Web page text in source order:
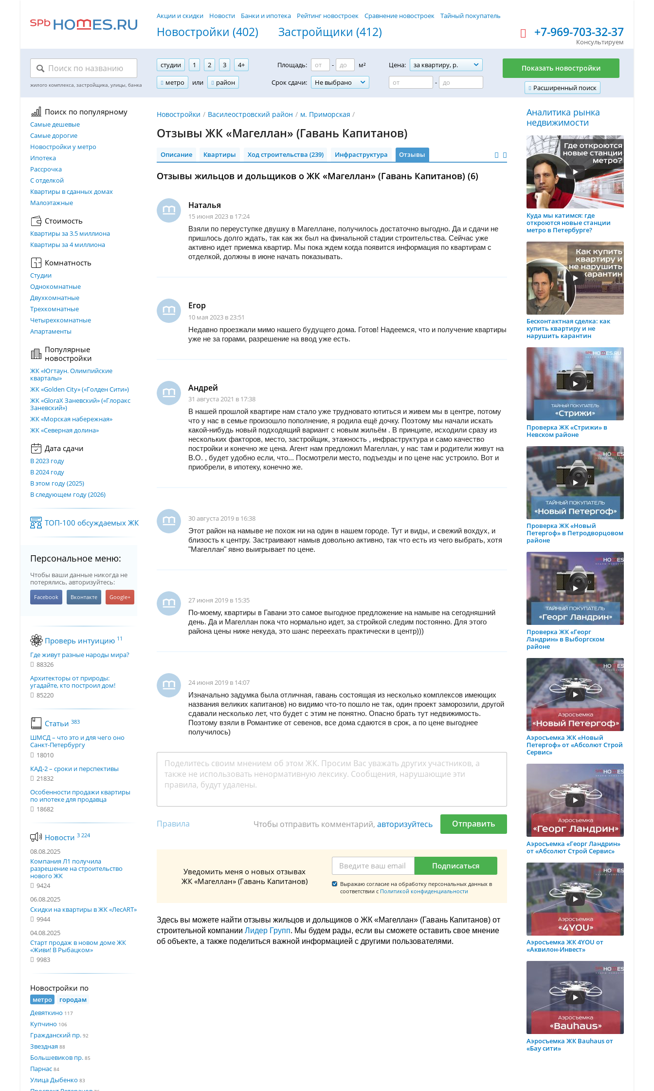
Акции и скидки Новости Банки и ипотека Рейтинг новостроек Сравнение новостроек Тайный покупатель
Новостройки (402) Застройщики (412) +7-969-703-32-37
Консультируем
студии 1 2 3
4+
метро
или район
Площадь: -
м²
Срок сдачи:
Не выбрано
Цена:
за квартиру, р.
-
Расширенный поиск
Показать новостройки
Поиск по популярному
Самые дешевые
Самые дорогие
Новостройки у метро
Ипотека
Рассрочка
С отделкой
Квартиры в сданных домах
Малоэтажные
Стоимость
Квартиры за 3.5 миллиона
Квартиры за 4 миллиона
Комнатность
Студии
Однокомнатные
Двухкомнатные
Трехкомнатные
Четырехкомнатные
Апартаменты
Популярные
новостройки
ЖК «Югтаун. Олимпийские
кварталы»
ЖК «Golden City» («Голден Сити»)
ЖК «GloraX Заневский»​ («Глоракс
Заневский»)
ЖК «Морская набережная»
ЖК «Северная долина»
Дата сдачи
В 2023 году
В 2024 году
В этом году (2025)
В следующем году (2026)
ТОП-100 обсуждаемых ЖК
Персональное меню:
Чтобы ваши данные никогда не
потерялись, авторизуйтесь:
Проверь интуицию 11
Где живут разные народы мира?
88326
Архитекторы от природы:
угадайте, кто построил дом!
85220
Статьи 383
ШМСД – что это и для чего оно
Санкт-Петербургу
18010
КАД-2 – сроки и перспективы
21832
Особенности продажи квартиры
по ипотеке для продавца
18682
Новости 3 224
08.08.2025
Компания Л1 получила
разрешение на строительство
нового ЖК
9424
06.08.2025
Скидки на квартиры в ЖК «ЛесART»
9944
04.08.2025
Старт продаж в новом доме ЖК
«Живи! В Рыбацком»
9983
Новостройки по
метро
городам
Девяткино 117
Купчино 106
Гражданский пр. 92
Звездная 88
Большевиков пр. 85
Парнас 84
Улица Дыбенко 83
Новостройки Василеостровский район м. Приморская
Отзывы ЖК «Магеллан» (Гавань Капитанов)
Описание Квартиры Ход строительства (239) Инфраструктура Отзывы
Отзывы жильцов и дольщиков о ЖК «Магеллан» (Гавань Капитанов) (6)
Наталья
15 июня 2023 в 17:24
Взяли по переуступке двушку в Магеллане, получилось достаточно выгодно. Да и сдачи не
пришлось долго ждать, так как жк был на финальной стадии строительства. Сейчас уже
активно идет приемка квартир. Мы пока ждем когда появится информация по квартирам с
отделкой, должны в июне начать показывать.
Егор
10 мая 2023 в 23:51
Недавно проезжали мимо нашего будущего дома. Готов! Надеемся, что и получение квартиры
уже не за горами, разрешение на ввод уже есть.
Андрей
31 августа 2021 в 17:38
В нашей прошлой квартире нам стало уже трудновато ютиться и живем мы в центре, потому
что у нас в семье произошло пополнение, я родила ещё дочку. Поэтому мы начали искать
какой-нибудь новый подходящий вариант с новым жильём . В принципе, исходили сразу из
нескольких факторов, место, застройщик, этажность , инфраструктура и само качество
постройки и конечно же цена. Агент нам предложил Магеллан, у нас там и родители живут на
В.О. , будет удобно если, что... Посмотрели место, подъезды и по цене нас устроило. Вот и
приобрели, в ипотеку, конечно же.
30 августа 2019 в 16:38
Этот район на намыве не похож ни на один в нашем городе. Тут и виды, и свежий вохдух, и
близость к центру. Застраивают намыв довольно активно, так что есть из чего выбрать, хотя
"Магеллан" явно выигрывает по цене.
27 июня 2019 в 15:35
По-моему, квартиры в Гавани это самое выгодное предложение на намыве на сегодняшний
день. Да и Магеллан пока что нормально идет, за стройкой следим постоянно. Для этого
района цены ниже некуда, это шанс переехать практически в центр)))
24 июня 2019 в 14:07
Изначально задумка была отличная, гавань состоящая из несколько комплексов имеющих
названия великих капитанов) но видимо что-то пошло не так, один проект заморозили, другой
сдавали несколько лет, что будет с этим не понятно. Опасно брать тут недвижимость.
Поэтому взяли в Романтике от севенов, все дома сдаются в срок, а по цене выгоднее
получилось)
Чтобы отправить комментарий, авторизуйтесь
Правила Отправить
Уведомить меня о новых отзывах
ЖК «Магеллан» (Гавань Капитанов)
Подписаться
Выражаю согласие на обработку персональных данных в
соответствии с Политикой конфиденциальности
Здесь вы можете найти отзывы жильцов и дольщиков о ЖК «Магеллан» (Гавань Капитанов) от
строительной компании Лидер Групп. Мы будем рады, если вы сможете оставить свое мнение
об объекте, а также поделиться важной информацией с другими пользователями.
Аналитика рынка
недвижимости
Куда мы катимся: где
откроются новые станции
метро в Петербурге?
Бесконтактная сделка: как
купить квартиру и не
нарушить карантин
Проверка ЖК «Стрижи» в
Невском районе
Проверка ЖК «Новый
Петергоф» в Петродворцовом
районе
Проверка ЖК «Георг
Ландрин» в Выборгском
районе
Аэросъемка ЖК «Новый
Петергоф» от «Абсолют Строй
Сервис»
Аэросъемка «Георг Ландрин»
от «Абсолют Строй Сервис»
Аэросъемка ЖК 4YOU от
«Аквилон-Инвест»
Аэросъемка ЖК Bauhaus от
«Бау сити»